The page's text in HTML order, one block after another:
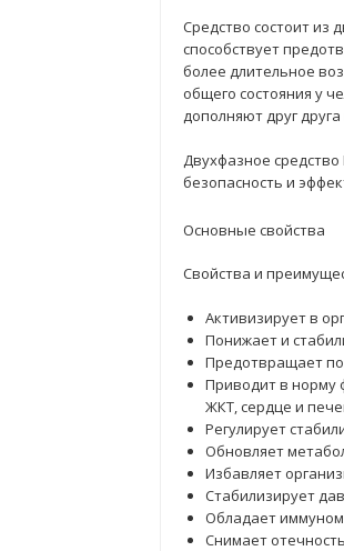
Средство состоит из
способствует
более длительное
общего состояния у
дополняют друг
Двухфазное
безопасность и
Основные свойства
Свойства и
Активизирует в
Понижает и
Предотвращает
Приводит в норму
ЖКТ, сердце и
Регулирует
Обновляет
Избавляет
Стабилизирует
Обладает
Снимает